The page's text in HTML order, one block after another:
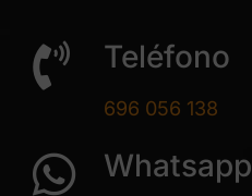
Teléfono
696 056 138
Whatsapp